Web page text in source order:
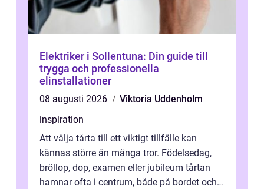
Elektriker i Sollentuna: Din guide till
trygga och professionella
elinstallationer
08 augusti 2026
Viktoria Uddenholm
inspiration
Att välja tårta till ett viktigt tillfälle kan
kännas större än många tror. Födelsedag,
bröllop, dop, examen eller jubileum tårtan
hamnar ofta i centrum, både på bordet och i